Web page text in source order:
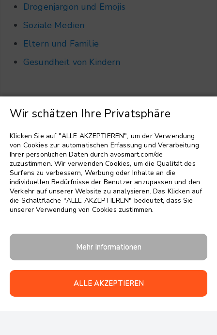
Drogenjargon und Emojis
Soziale Medien
Eltern und Familie
Gesundheit von Kindern
Sprache wählen ▼
Wir schätzen Ihre Privatsphäre
Klicken Sie auf "ALLE AKZEPTIEREN", um der Verwendung
von Cookies zur automatischen Erfassung und Verarbeitung
Ihrer persönlichen Daten durch avosmart.com/de
zuzustimmen. Wir verwenden Cookies, um die Qualität des
Surfens zu verbessern, Werbung oder Inhalte an die
individuellen Bedürfnisse der Benutzer anzupassen und den
Verkehr auf unserer Website zu analysieren. Das Klicken auf
die Schaltfläche "ALLE AKZEPTIEREN" bedeutet, dass Sie
unserer Verwendung von Cookies zustimmen.
Mehr Informationen
ALLE AKZEPTIEREN